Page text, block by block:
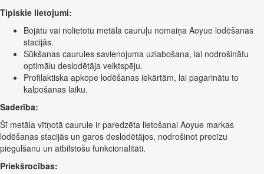
Tipiskie lietojumi:
Bojātu vai nolietotu metāla cauruļu nomaiņa Aoyue lodēšanas
stacijās.
Sūkšanas caurules savienojuma uzlabošana, lai nodrošinātu
optimālu deslodētāja veiktspēju.
Profilaktiska apkope lodēšanas iekārtām, lai pagarinātu to
kalpošanas laiku.
Saderība:
Šī metāla vītņotā caurule ir paredzēta lietošanai Aoyue markas
lodēšanas stacijās un garos deslodētājos, nodrošinot precīzu
piegulšanu un atbilstošu funkcionalitāti.
Priekšrocības: